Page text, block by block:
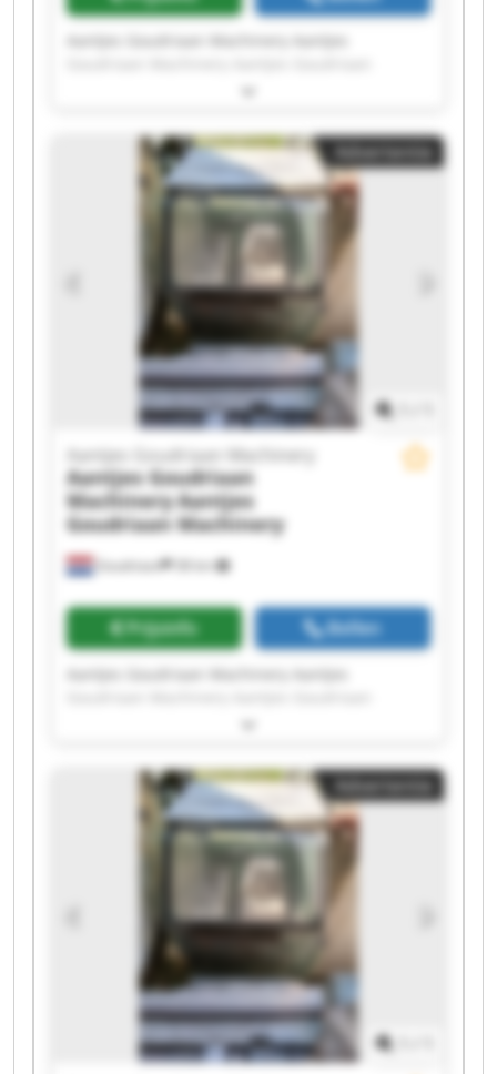
Aantjes Goudriaan Machinery Aantjes
Machinery Aantjes Goudriaan Machinery
Goudriaan Machinery Aantjes Goudriaan
Machinery Aantjes Goudriaan Machinery
Aantjes Goudriaan Machinery Aantjes
Goudriaan Machinery Aantjes Goudriaan
Machinery Aantjes Goudriaan Machinery
Aantjes Goudriaan Machinery Aantjes
Goudriaan Machinery Aantjes Goudriaan
Machinery Aantjes Goudriaan Machinery
Aantjes Goudriaan Machinery Aantjes
Goudriaan Machinery Aantjes Goudriaan
Machinery Aantjes Goudriaan Machinery
Advertentie
Goudriaan 38 km
Aantjes Goudriaan Machinery
Aantjes Goudriaan
MachineryAantjes
Goudriaan Machinery
Prijsinfo Bellen
Aantjes Goudriaan Machinery Aantjes
Machinery Aantjes Goudriaan Machinery
Goudriaan Machinery Aantjes Goudriaan
Machinery Aantjes Goudriaan Machinery
Aantjes Goudriaan Machinery Aantjes
Goudriaan Machinery Aantjes Goudriaan
Machinery Aantjes Goudriaan Machinery
Aantjes Goudriaan Machinery Aantjes
Goudriaan Machinery Aantjes Goudriaan
Machinery Aantjes Goudriaan Machinery
Aantjes Goudriaan Machinery Aantjes
Goudriaan Machinery Aantjes Goudriaan
Machinery Aantjes Goudriaan Machinery
Advertentie